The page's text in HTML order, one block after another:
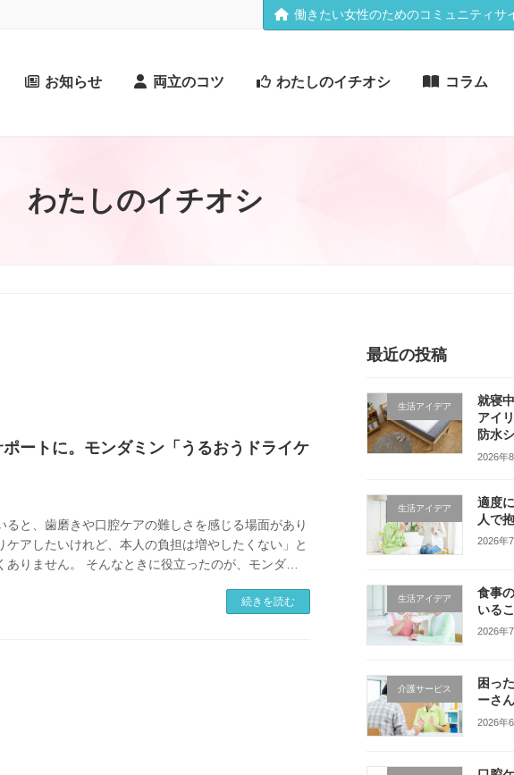
働きたい女性のためのコミュニティサ
お知らせ 両立のコツ わたしのイチオシ コラム
わたしのイチオシ
ポートに。モンダミン「うるおうドライケ
ると、歯磨きや口腔ケアの難しさを感じる場面があり
ケアしたいけれど、本人の負担は増やしたくない」と
ありません。 そんなときに役立ったのが、モンダミ
続きを読む
最近の投稿
生活アイデア
就寝
アイ
防水
2026年
生活アイデア
適度
人で
2026年
生活アイデア
食事
いる
2026年
介護サービス
困っ
ーさ
2026年